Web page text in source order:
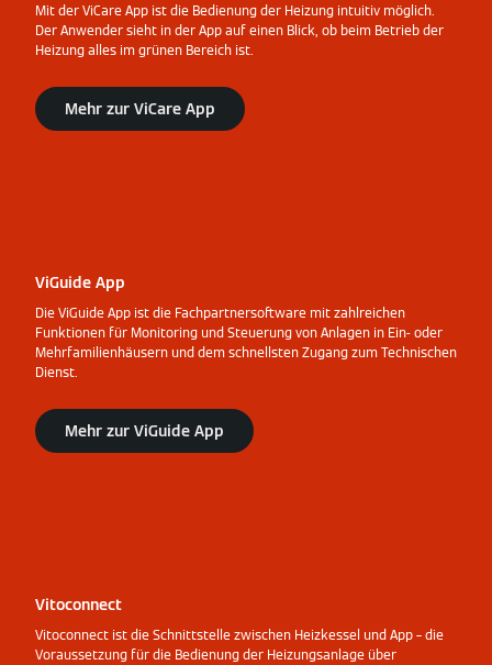
Mit der ViCare App ist die Bedienung der Heizung intuitiv möglich.
Der Anwender sieht in der App auf einen Blick, ob beim Betrieb der
Heizung alles im grünen Bereich ist.
Mehr zur ViCare App
ViGuide App
Die ViGuide App ist die Fachpartnersoftware mit zahlreichen
Funktionen für Monitoring und Steuerung von Anlagen in Ein- oder
Mehrfamilienhäusern und dem schnellsten Zugang zum Technischen
Dienst.
Mehr zur ViGuide App
Vitoconnect
Vitoconnect ist die Schnittstelle zwischen Heizkessel und App – die
Voraussetzung für die Bedienung der Heizungsanlage über